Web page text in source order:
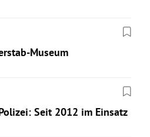
Museum
Seit 2012 im Einsatz